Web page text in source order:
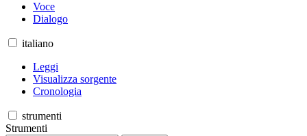
Voce
Dialogo
italiano
Leggi
Visualizza sorgente
Cronologia
strumenti
Strumenti